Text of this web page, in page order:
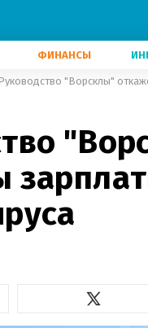
ФИНАНСЫ
Руководство "Ворсклы"